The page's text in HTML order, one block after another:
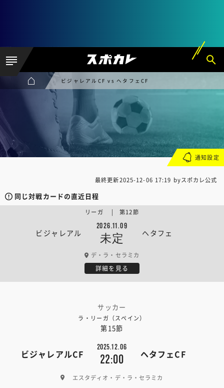
ビジャレアルCF vs ヘタフェCF
最終更新2025-12-06 17:19 byスポカレ公式
同じ対戦カードの直近日程
ビジャレアル
2026.11.09
未定 ヘタフェ
リーガ | 第12節
デ・ラ・セラミカ
詳細を見る
サッカー
ラ・リーガ（スペイン）
第15節
ビジャレアルCF
2025.12.06
22:00 ヘタフェCF
エスタディオ・デ・ラ・セラミカ
通知設定